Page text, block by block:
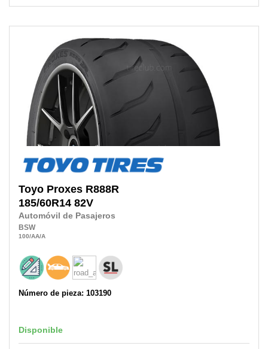
Toyo Proxes R888R
185/60R14 82V
Automóvil de Pasajeros
BSW
100/AA/A
Número de pieza: 103190
Disponible